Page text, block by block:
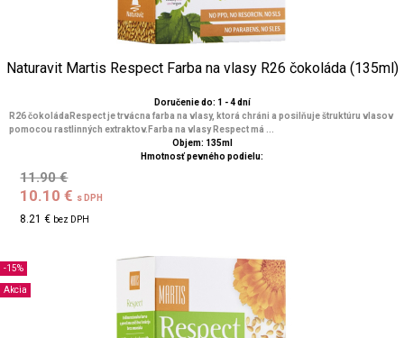
Naturavit Martis Respect Farba na vlasy R26 čokoláda (135ml)
Doručenie do: 1 - 4 dní
R26 čokoládaRespect je trvácna farba na vlasy, ktorá chráni a posilňuje štruktúru vlasov
pomocou rastlinných extraktov.Farba na vlasy Respect má ...
Objem: 135ml
Hmotnosť pevného podielu:
11.90 €
10.10 € s DPH
8.21 € bez DPH
-15%
Akcia